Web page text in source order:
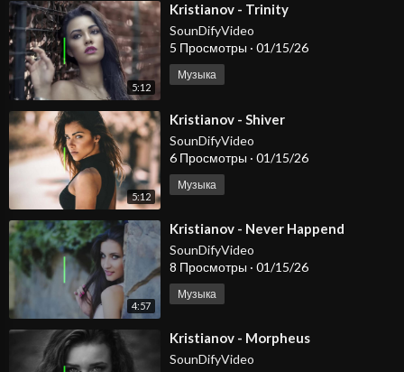
5:12
⁣Kristianov - Trinity
SounDifyVideo
5 Просмотры · 01/15/26
Музыка
5:12
⁣Kristianov - Shiver
SounDifyVideo
6 Просмотры · 01/15/26
Музыка
4:57
⁣Kristianov - Never Happend
SounDifyVideo
8 Просмотры · 01/15/26
Музыка
⁣Kristianov - Morpheus
SounDifyVideo